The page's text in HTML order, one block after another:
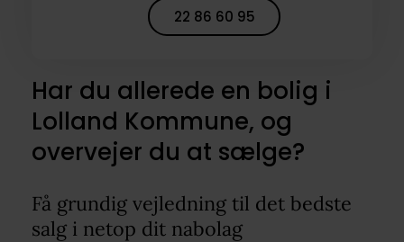
22 86 60 95
Har du allerede en bolig i
Lolland Kommune, og
overvejer du at sælge?
Få grundig vejledning til det bedste
salg i netop dit nabolag